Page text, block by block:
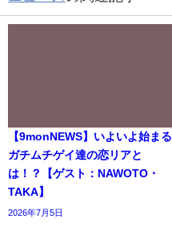
【9monNEWS】いよいよ始まる
ガチムチゲイ達の恋リアと
は！？【ゲスト：NAWOTO・
TAKA】
2026年7月5日